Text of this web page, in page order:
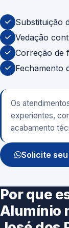
Substituição
Vedação
Correção de
Fechamento
Os
experientes,
acabamento
Solicite
Por que
Alumínio